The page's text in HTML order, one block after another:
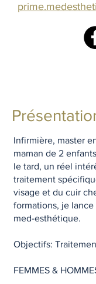
Infirmière, master
maman de 2
le tard, un réel
traitement
visage et du cuir
formations, je lance
med-esthétique.
Objectifs:
FEMMES &